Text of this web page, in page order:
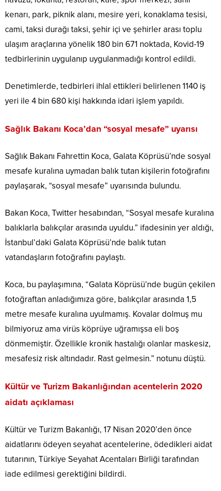
kenarı, park, piknik alanı, mesire yeri, konaklama tesisi,
cami, taksi durağı taksi, şehir içi ve şehirler arası toplu
ulaşım araçlarına yönelik 180 bin 671 noktada, Kovid-19
tedbirlerinin uygulanıp uygulanmadığı kontrol edildi.
Denetimlerde, tedbirleri ihlal ettikleri belirlenen 1140 iş
yeri ile 4 bin 680 kişi hakkında idari işlem yapıldı.
Sağlık Bakanı Koca’dan “sosyal mesafe” uyarısı
Sağlık Bakanı Fahrettin Koca, Galata Köprüsü’nde sosyal
mesafe kuralına uymadan balık tutan kişilerin fotoğrafını
paylaşarak, “sosyal mesafe” uyarısında bulundu.
Bakan Koca, Twitter hesabından, “Sosyal mesafe kuralına
balıklarla balıkçılar arasında uyuldu.” ifadesinin yer aldığı,
İstanbul’daki Galata Köprüsü’nde balık tutan
vatandaşların fotoğrafını paylaştı.
Koca, bu paylaşımına, “Galata Köprüsü’nde bugün çekilen
fotoğraftan anladığımıza göre, balıkçılar arasında 1,5
metre mesafe kuralına uyulmamış. Kovalar dolmuş mu
bilmiyoruz ama virüs köprüye uğramışsa eli boş
dönmemiştir. Özellikle kronik hastalığı olanlar maskesiz,
mesafesiz risk altındadır. Rast gelmesin.” notunu düştü.
Kültür ve Turizm Bakanlığından acentelerin 2020
aidatı açıklaması
Kültür ve Turizm Bakanlığı, 17 Nisan 2020’den önce
aidatlarını ödeyen seyahat acentelerine, ödedikleri aidat
tutarının, Türkiye Seyahat Acentaları Birliği tarafından
iade edilmesi gerektiğini bildirdi.